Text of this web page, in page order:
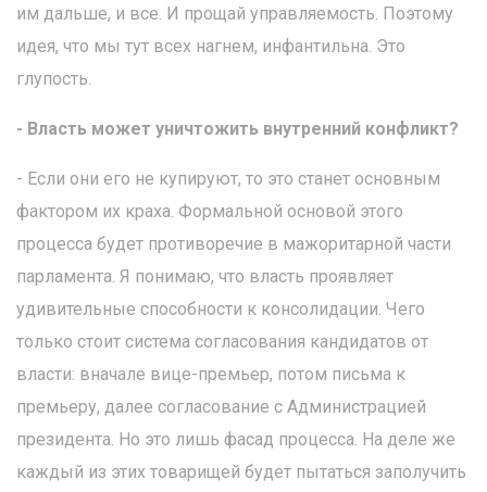
им дальше, и все. И прощай управляемость. Поэтому
идея, что мы тут всех нагнем, инфантильна. Это
глупость.
- Власть может уничтожить внутренний конфликт?
- Если они его не купируют, то это станет основным
фактором их краха. Формальной основой этого
процесса будет противоречие в мажоритарной части
парламента. Я понимаю, что власть проявляет
удивительные способности к консолидации. Чего
только стоит система согласования кандидатов от
власти: вначале вице-премьер, потом письма к
премьеру, далее согласование с Администрацией
президента. Но это лишь фасад процесса. На деле же
каждый из этих товарищей будет пытаться заполучить